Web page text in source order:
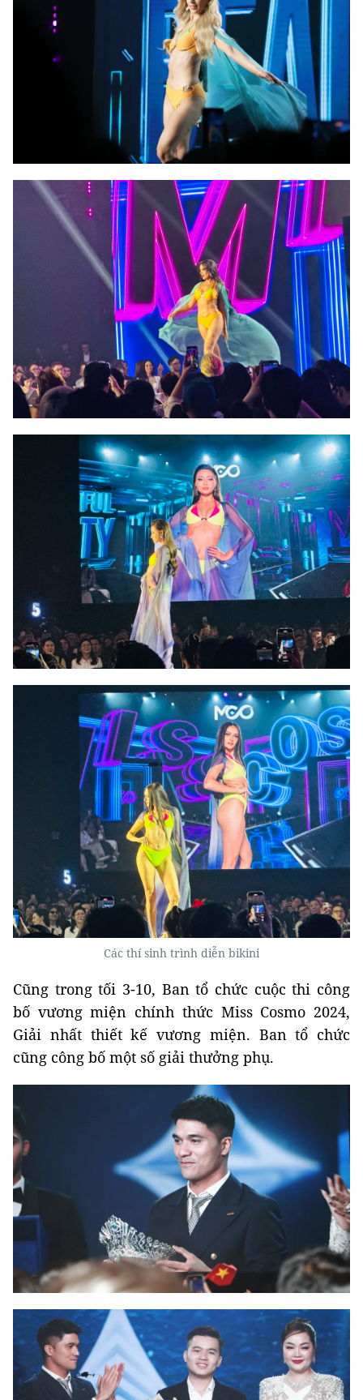
Các thí sinh trình diễn bikini
Cũng trong tối 3-10, Ban tổ chức cuộc thi công
bố vương miện chính thức Miss Cosmo 2024,
Giải nhất thiết kế vương miện. Ban tổ chức
cũng công bố một số giải thưởng phụ.